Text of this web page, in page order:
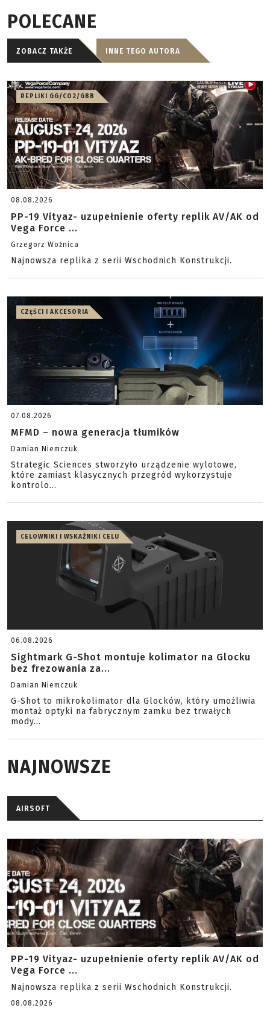
POLECANE
ZOBACZ TAKŻE INNE TEGO AUTORA
REPLIKI GG/CO2/GBB
08.08.2026
PP-19 Vityaz- uzupełnienie oferty replik AV/AK od
Vega Force ...
Grzegorz Woźnica
Najnowsza replika z serii Wschodnich Konstrukcji.
CZĘŚCI I AKCESORIA
07.08.2026
MFMD – nowa generacja tłumików
Damian Niemczuk
Strategic Sciences stworzyło urządzenie wylotowe,
które zamiast klasycznych przegród wykorzystuje
kontrolo...
CELOWNIKI I WSKAŹNIKI CELU
06.08.2026
Sightmark G-Shot montuje kolimator na Glocku
bez frezowania za...
Damian Niemczuk
G-Shot to mikrokolimator dla Glocków, który umożliwia
montaż optyki na fabrycznym zamku bez trwałych
mody...
NAJNOWSZE
AIRSOFT
PP-19 Vityaz- uzupełnienie oferty replik AV/AK od
Vega Force ...
Najnowsza replika z serii Wschodnich Konstrukcji.
08.08.2026